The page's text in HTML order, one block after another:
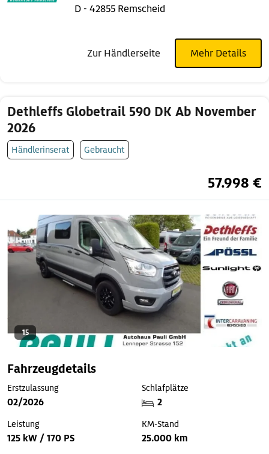
D - 42855 Remscheid
Zur Händlerseite Mehr Details
Dethleffs Globetrail 590 DK Ab November
2026
Händlerinserat Gebraucht
57.998 €
15
Fahrzeugdetails
Erstzulassung
02/2026
Schlafplätze
2
Leistung
125 kW / 170 PS
KM-Stand
25.000 km